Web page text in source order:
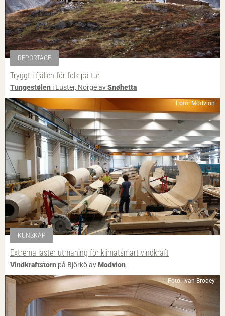
REPORTAGE
Tryggt i fjällen för folk på tur
Tungestølen i Luster, Norge avSnøhetta
Foto: Modvion
KUNSKAP
Extrema laster utmaning för klimatsmart vindkraft
Vindkraftstorn på Björkö avModvion
Foto: Ivan Brodey